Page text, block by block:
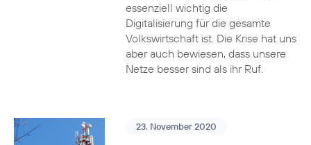
essenziell wichtig die
Digitalisierung für die gesamte
Volkswirtschaft ist. Die Krise hat uns
aber auch bewiesen, dass unsere
Netze besser sind als ihr Ruf.
23. November 2020